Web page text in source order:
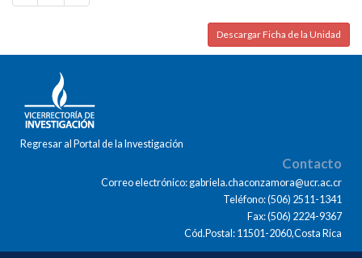
Descargar Ficha de la Unidad
Regresar al Portal de la Investigación
Contacto
Correo electrónico: gabriela.chaconzamora@ucr.ac.cr
Teléfono: (506) 2511-1341
Fax: (506) 2224-9367
Cód.Postal: 11501-2060,Costa Rica